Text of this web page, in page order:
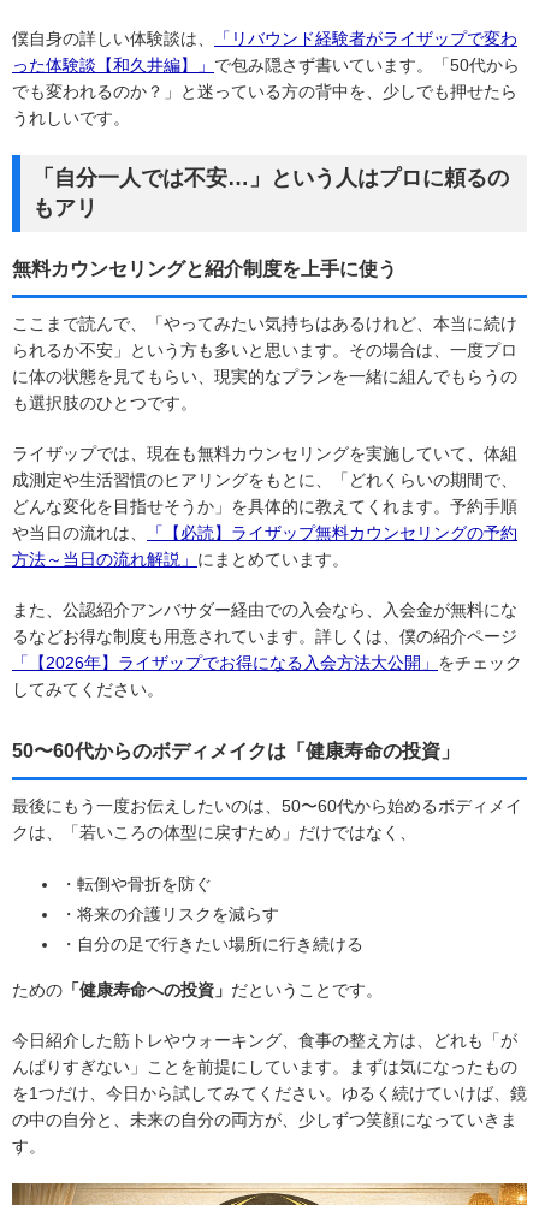
僕自身の詳しい体験談は、
「リバウンド経験者がライザップで変わ
った体験談【和久井編】」 で包み隠さず書いています。「50代から
でも変われるのか？」と迷っている方の背中を、少しでも押せたら
うれしいです。
「自分一人では不安…」という人はプロに頼るの
もアリ
無料カウンセリングと紹介制度を上手に使う
ここまで読んで、「やってみたい気持ちはあるけれど、本当に続け
られるか不安」という方も多いと思います。その場合は、一度プロ
に体の状態を見てもらい、現実的なプランを一緒に組んでもらうの
も選択肢のひとつです。
ライザップでは、現在も無料カウンセリングを実施していて、体組
成測定や生活習慣のヒアリングをもとに、「どれくらいの期間で、
どんな変化を目指せそうか」を具体的に教えてくれます。予約手順
や当日の流れは、
「【必読】ライザップ無料カウンセリングの予約
方法～当日の流れ解説」 にまとめています。
また、公認紹介アンバサダー経由での入会なら、入会金が無料にな
るなどお得な制度も用意されています。詳しくは、僕の紹介ページ
「【2026年】ライザップでお得になる入会方法大公開」 をチェック
してみてください。
50〜60代からのボディメイクは「健康寿命の投資」
最後にもう一度お伝えしたいのは、50〜60代から始めるボディメイ
クは、「若いころの体型に戻すため」だけではなく、
・転倒や骨折を防ぐ
・将来の介護リスクを減らす
・自分の足で行きたい場所に行き続ける
ための 「健康寿命への投資」 だということです。
今日紹介した筋トレやウォーキング、食事の整え方は、どれも「が
んばりすぎない」ことを前提にしています。まずは気になったもの
を1つだけ、今日から試してみてください。ゆるく続けていけば、鏡
の中の自分と、未来の自分の両方が、少しずつ笑顔になっていきま
す。